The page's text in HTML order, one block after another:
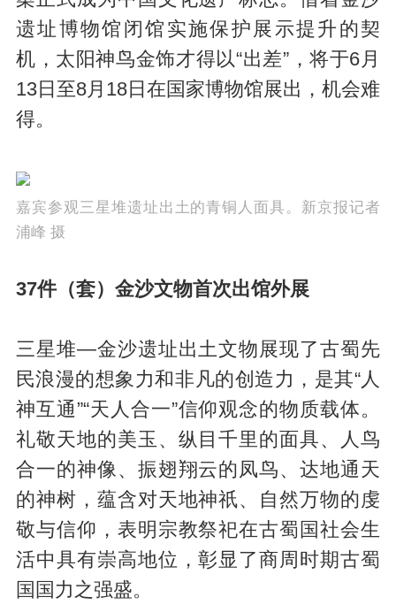
遗址博物馆闭馆实施保护展示提升的契
机，太阳神鸟金饰才得以“出差”，将于6月
13日至8月18日在国家博物馆展出，机会难
得。
嘉宾参观三星堆遗址出土的青铜人面具。新京报记者
浦峰 摄
37件（套）金沙文物首次出馆外展
三星堆—金沙遗址出土文物展现了古蜀先
民浪漫的想象力和非凡的创造力，是其“人
神互通”“天人合一”信仰观念的物质载体。
礼敬天地的美玉、纵目千里的面具、人鸟
合一的神像、振翅翔云的凤鸟、达地通天
的神树，蕴含对天地神祇、自然万物的虔
敬与信仰，表明宗教祭祀在古蜀国社会生
活中具有崇高地位，彰显了商周时期古蜀
国国力之强盛。